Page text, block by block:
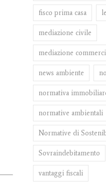
fisco prima casa
mediazione civile
mediazione
news ambiente
normativa
normative ambientali
Normative di
Sovraindebitamento
vantaggi fiscali